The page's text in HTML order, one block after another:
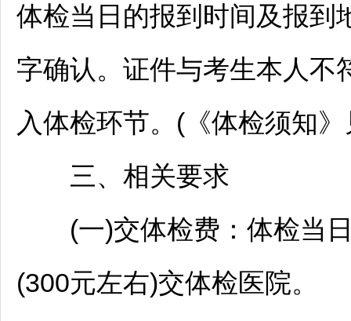
体检当日的报到时间及报到
字确认。证件与考生本人不
入体检环节。(《体检须知
三、相关要求
(一)交体检费：体检当日
(300元左右)交体检医院。